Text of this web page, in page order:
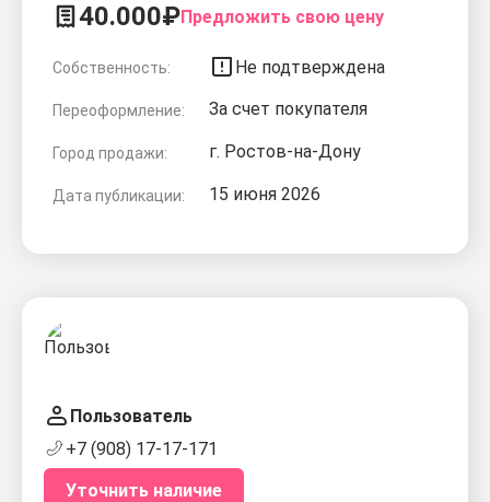
40.000₽Предложить свою цену
Собственность: Не подтверждена
Переоформление: За счет покупателя
Город продажи: г. Ростов-на-Дону
Дата публикации: 15 июня 2026
Пользователь
+7 (908) 17-17-171
Уточнить наличие